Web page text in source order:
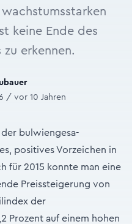
keine Ende des
erkennen.
/ vor 10 Jahren
bulwiengesa-
positives Vorzeichen in
für 2015 konnte man eine
Preissteigerung von
der
Prozent auf einem hohen